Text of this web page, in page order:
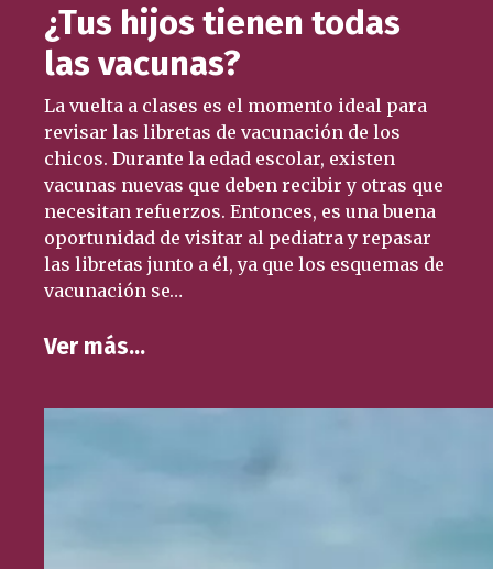
¿Tus hijos tienen todas
las vacunas?
La vuelta a clases es el momento ideal para
revisar las libretas de vacunación de los
chicos. Durante la edad escolar, existen
vacunas nuevas que deben recibir y otras que
necesitan refuerzos. Entonces, es una buena
oportunidad de visitar al pediatra y repasar
las libretas junto a él, ya que los esquemas de
vacunación se…
Ver más…